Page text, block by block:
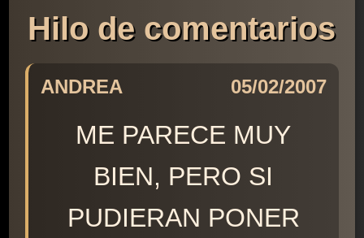
Hilo de comentarios
ANDREA 05/02/2007
ME PARECE MUY
BIEN, PERO SI
PUDIERAN PONER